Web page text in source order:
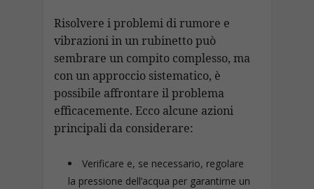
Risolvere i problemi di rumore e
vibrazioni in un rubinetto può
sembrare un compito complesso, ma
con un approccio sistematico, è
possibile affrontare il problema
efficacemente. Ecco alcune azioni
principali da considerare:
Verificare e, se necessario, regolare
la pressione dell’acqua per garantirne un